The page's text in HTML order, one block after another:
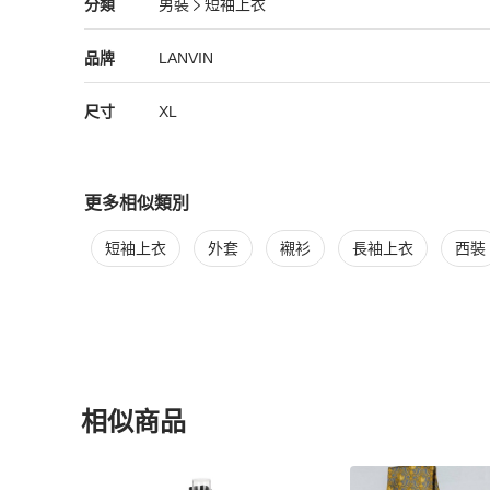
分類 男裝
短袖上衣
男裝/短袖上衣推薦
品牌
LANVIN 精品 男裝品牌介紹
LANVIN
LANVIN 推薦清單
尺寸 XL
更多相似類別
更多LANVIN 男裝相似商品推薦
短袖上衣 外套 襯衫 長袖上衣 西裝
相似商品